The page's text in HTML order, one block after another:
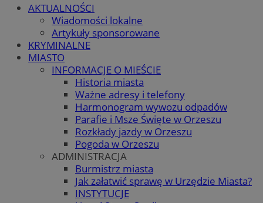
AKTUALNOŚCI
Wiadomości lokalne
Artykuły sponsorowane
KRYMINALNE
MIASTO
INFORMACJE O MIEŚCIE
Historia miasta
Ważne adresy i telefony
Harmonogram wywozu odpadów
Parafie i Msze Święte w Orzeszu
Rozkłady jazdy w Orzeszu
Pogoda w Orzeszu
ADMINISTRACJA
Burmistrz miasta
Jak załatwić sprawę w Urzędzie Miasta?
INSTYTUCJE